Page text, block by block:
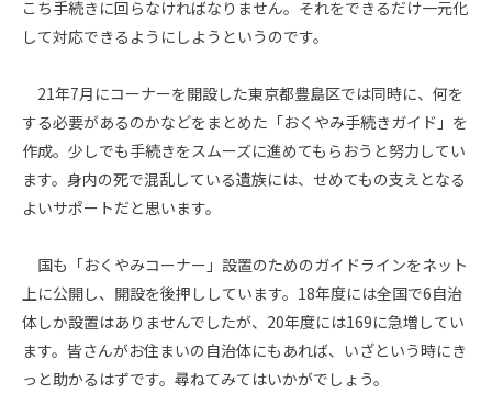
こち手続きに回らなければなりません。それをできるだけ一元化
して対応できるようにしようというのです。
21年7月にコーナーを開設した東京都豊島区では同時に、何を
する必要があるのかなどをまとめた「おくやみ手続きガイド」を
作成。少しでも手続きをスムーズに進めてもらおうと努力してい
ます。身内の死で混乱している遺族には、せめてもの支えとなる
よいサポートだと思います。
国も「おくやみコーナー」設置のためのガイドラインをネット
上に公開し、開設を後押ししています。 18年度には全国で6自治
体しか設置はありませんでしたが、 20年度には169に急増してい
ます。皆さんがお住まいの自治体にもあれば、いざという時にき
っと助かるはずです。尋ねてみてはいかがでしょう。